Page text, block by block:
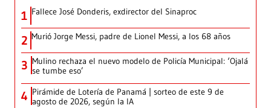
1 Fallece José Donderis, exdirector del Sinaproc
2 Murió Jorge Messi, padre de Lionel Messi, a los 68 años
3 Mulino rechaza el nuevo modelo de Policía Municipal: ‘Ojalá
se tumbe eso’
4 Pirámide de Lotería de Panamá | sorteo de este 9 de
agosto de 2026, según la IA